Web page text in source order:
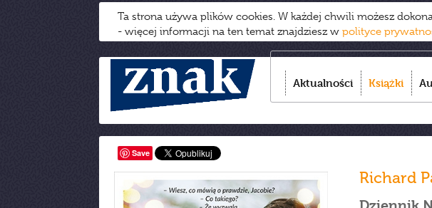
Ta strona używa plików cookies. W każdej chwili możesz
- więcej informacji na ten temat znajdziesz w polityce
Aktualności Książki
Save
Richard